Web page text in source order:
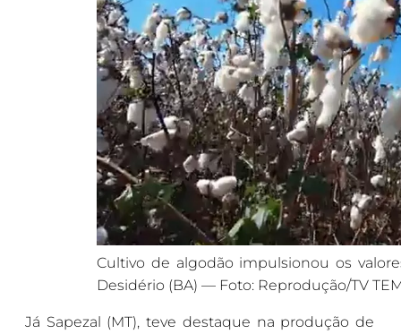
Cultivo de algodão impulsionou os
Desidério (BA) — Foto: Reprodução/TV
Já Sapezal (MT), teve destaque na produção de